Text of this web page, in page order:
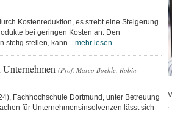
Kostenreduktion, es strebt eine Steigerung
bei geringen Kosten an. Den
stetig stellen, kann... mehr lesen
(Prof. Marco Boehle, Robin
Fachhochschule Dortmund, unter Betreuung
für Unternehmensinsolvenzen lässt sich